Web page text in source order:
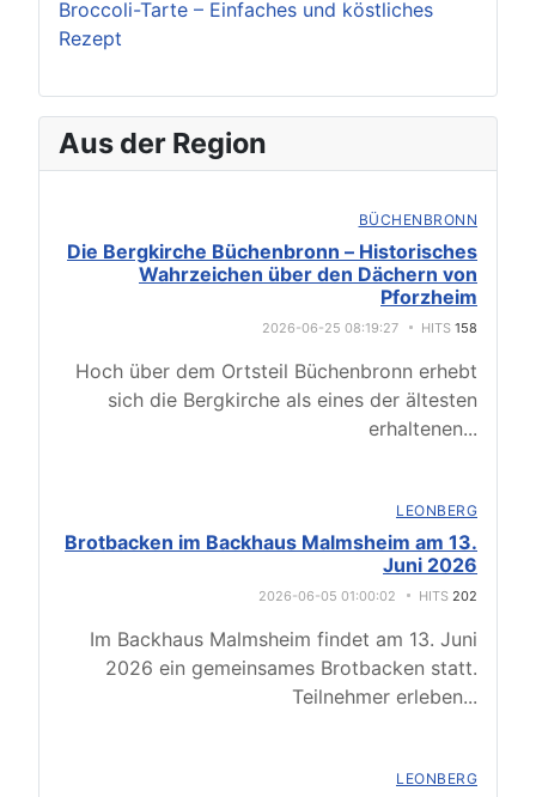
Broccoli-Tarte – Einfaches und köstliches
Rezept
Aus der Region
BÜCHENBRONN
Die Bergkirche Büchenbronn – Historisches
Wahrzeichen über den Dächern von
Pforzheim
2026-06-25 08:19:27 HITS 158
Hoch über dem Ortsteil Büchenbronn erhebt
sich die Bergkirche als eines der ältesten
erhaltenen...
LEONBERG
Brotbacken im Backhaus Malmsheim am 13.
Juni 2026
2026-06-05 01:00:02 HITS 202
Im Backhaus Malmsheim findet am 13. Juni
2026 ein gemeinsames Brotbacken statt.
Teilnehmer erleben...
LEONBERG